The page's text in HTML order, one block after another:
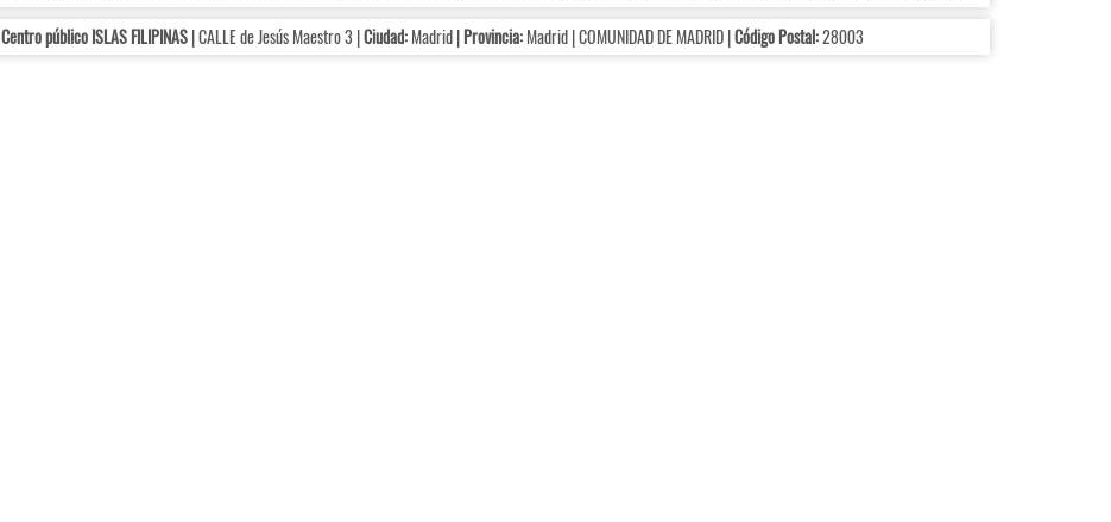
Centro público ISLAS FILIPINAS| CALLE de Jesús Maestro 3 |Ciudad:Madrid |Provincia:Madrid | COMUNIDAD DE MADRID |Código Postal:28003